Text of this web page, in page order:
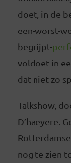
doet, in de
een-worst-
begrijpt-
voldoet in
dat niet zo
Talkshow,
D’haeyere.
nog te zien